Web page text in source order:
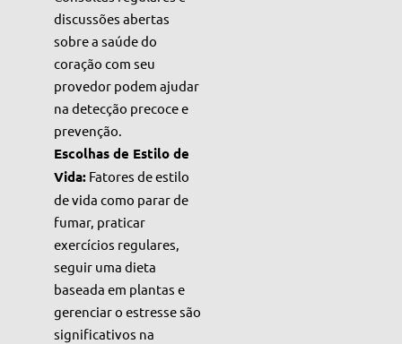
discussões abertas
sobre a saúde do
coração com seu
provedor podem ajudar
na detecção precoce e
prevenção.
Escolhas de Estilo de
Vida: Fatores de estilo
de vida como parar de
fumar, praticar
exercícios regulares,
seguir uma dieta
baseada em plantas e
gerenciar o estresse são
significativos na